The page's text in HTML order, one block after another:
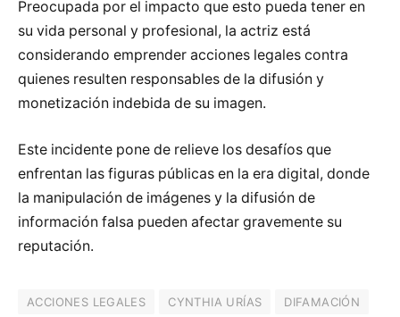
Preocupada por el impacto que esto pueda tener en
su vida personal y profesional, la actriz está
considerando emprender acciones legales contra
quienes resulten responsables de la difusión y
monetización indebida de su imagen.
Este incidente pone de relieve los desafíos que
enfrentan las figuras públicas en la era digital, donde
la manipulación de imágenes y la difusión de
información falsa pueden afectar gravemente su
reputación.
ACCIONES LEGALES CYNTHIA URÍAS
DIFAMACIÓN